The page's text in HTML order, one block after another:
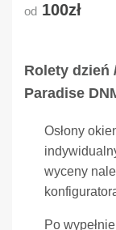
od 100zł
Rolety dzień
Paradise
Osłony
wyceny
Po